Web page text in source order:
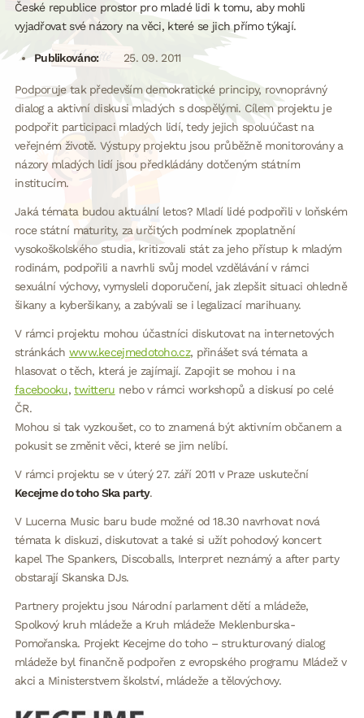
České republice prostor pro mladé lidi k tomu, aby mohli
vyjadřovat své názory na věci, které se jich přímo týkají.
Publikováno: 25. 09. 2011
Podporuje tak především demokratické principy, rovnoprávný
dialog a aktivní diskusi mladých s dospělými. Cílem projektu je
podpořit participaci mladých lidí, tedy jejich spoluúčast na
veřejném životě. Výstupy projektu jsou průběžně monitorovány a
názory mladých lidí jsou předkládány dotčeným státním
institucím.
Jaká témata budou aktuální letos? Mladí lidé podpořili v loňském
roce státní maturity, za určitých podmínek zpoplatnění
vysokoškolského studia, kritizovali stát za jeho přístup k mladým
rodinám, podpořili a navrhli svůj model vzdělávání v rámci
sexuální výchovy, vymysleli doporučení, jak zlepšit situaci ohledně
šikany a kyberšikany, a zabývali se i legalizací marihuany.
V rámci projektu mohou účastníci diskutovat na internetových
stránkách www.kecejmedotoho.cz, přinášet svá témata a
hlasovat o těch, která je zajímají. Zapojit se mohou i na
facebooku,twitteru nebo v rámci workshopů a diskusí po celé
ČR.
Mohou si tak vyzkoušet, co to znamená být aktivním občanem a
pokusit se změnit věci, které se jim nelíbí.
V rámci projektu se v úterý 27. září 2011 v Praze uskuteční
Kecejme do toho Ska party.
V Lucerna Music baru bude možné od 18.30 navrhovat nová
témata k diskuzi, diskutovat a také si užít pohodový koncert
kapel The Spankers, Discoballs, Interpret neznámý a after party
obstarají Skanska DJs.
Partnery projektu jsou Národní parlament dětí a mládeže,
Spolkový kruh mládeže a Kruh mládeže Meklenburska-
Pomořanska. Projekt Kecejme do toho – strukturovaný dialog
mládeže byl finančně podpořen z evropského programu Mládež v
akci a Ministerstvem školství, mládeže a tělovýchovy.